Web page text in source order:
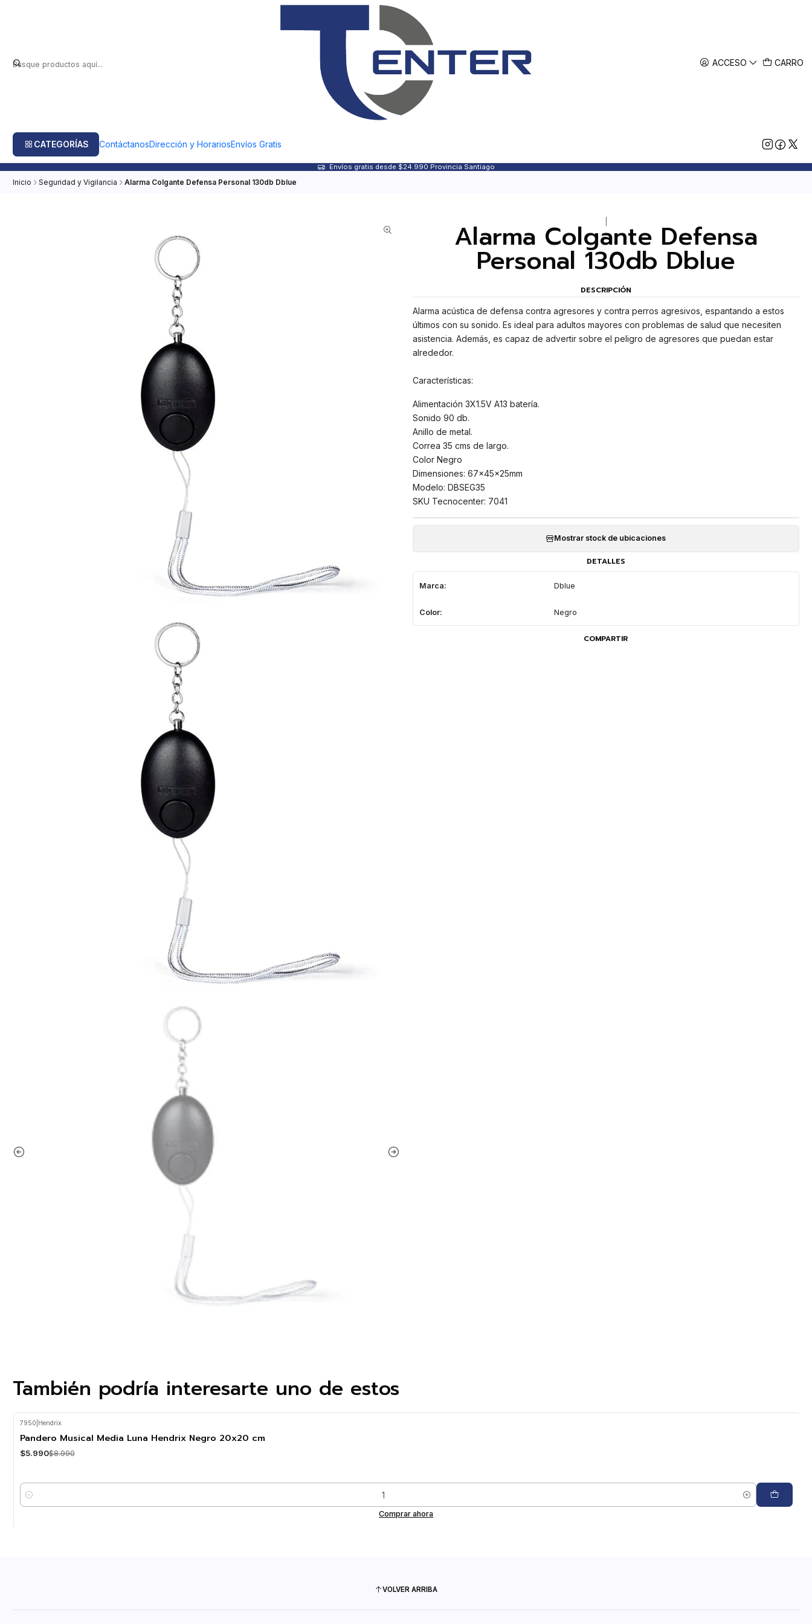
ACCESO CARRO
CATEGORÍAS ContáctanosDirección y HorariosEnvíos Gratis
Envíos gratis desde $24.990 Provincia Santiago
Inicio Seguridad y Vigilancia Alarma Colgante Defensa Personal 130db Dblue
Alarma Colgante Defensa
Personal 130db Dblue
DESCRIPCIÓN
Alarma acústica de defensa contra agresores y contra perros agresivos, espantando a estos
últimos con su sonido. Es ideal para adultos mayores con problemas de salud que necesiten
asistencia. Además, es capaz de advertir sobre el peligro de agresores que puedan estar
alrededor.
Características:
Alimentación 3X1.5V A13 batería.
Sonido 90 db.
Anillo de metal.
Correa 35 cms de largo.
Color Negro
Dimensiones: 67x45x25mm
Modelo: DBSEG35
SKU Tecnocenter: 7041
Mostrar stock de ubicaciones
DETALLES
Marca: Dblue
Color: Negro
COMPARTIR
También podría interesarte uno de estos
-33% OFF
7950 Hendrix
Pandero Musical Media Luna Hendrix Negro 20x20 cm
$5.990$8.990
Cantidad
Comprar ahora
VOLVER ARRIBA